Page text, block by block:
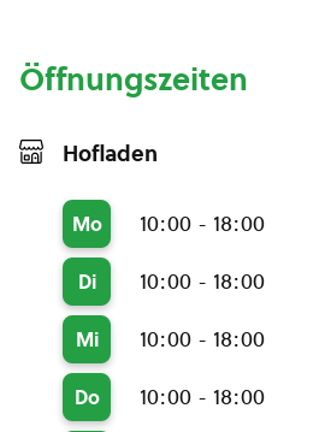
Öffnungszeiten
Hofladen
Mo 10:00 - 18:00
Di 10:00 - 18:00
Mi 10:00 - 18:00
Do 10:00 - 18:00